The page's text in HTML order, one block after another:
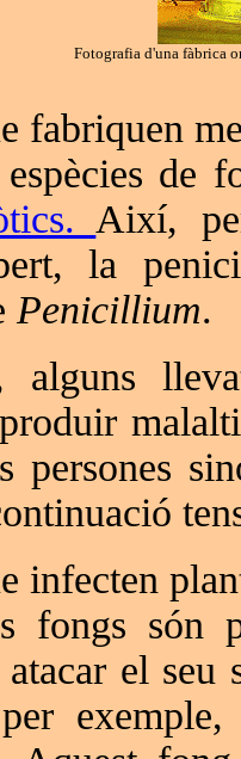
Fotografia d'una fàbrica
fabriquen
de
Així,
la
Penicillium.
alguns
persones
infecten
fongs són
atacar el seu